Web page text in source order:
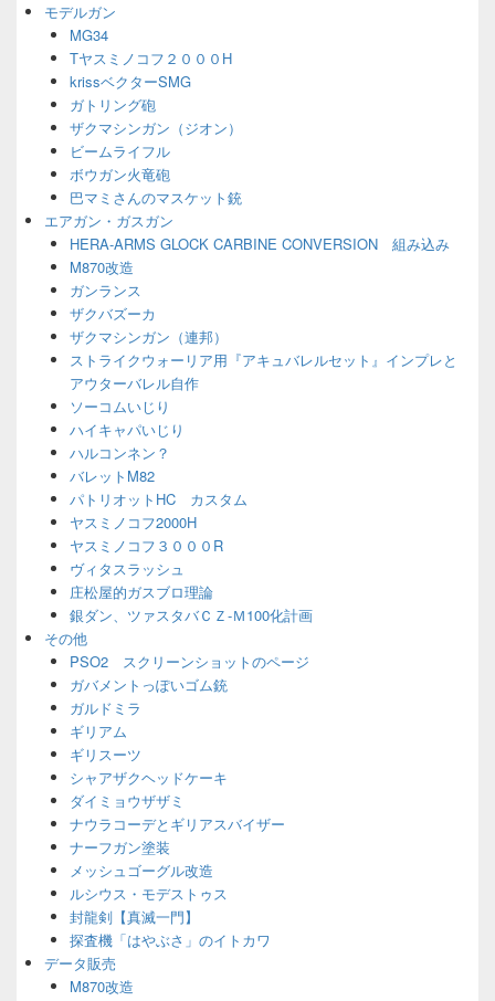
ェ
モデルガン
MG34
Tヤスミノコフ２０００H
krissベクターSMG
ガトリング砲
ザクマシンガン（ジオン）
ビームライフル
ボウガン火竜砲
巴マミさんのマスケット銃
エアガン・ガスガン
HERA-ARMS GLOCK CARBINE CONVERSION 組み込み
M870改造
ガンランス
ザクバズーカ
ザクマシンガン（連邦）
ストライクウォーリア用『アキュバレルセット』インプレと
アウターバレル自作
ソーコムいじり
ハイキャパいじり
ハルコンネン？
バレットM82
パトリオットHC カスタム
ヤスミノコフ2000H
ヤスミノコフ３０００R
ヴィタスラッシュ
庄松屋的ガスブロ理論
銀ダン、ツァスタバＣＺ-Ｍ100化計画
その他
PSO2 スクリーンショットのページ
ガバメントっぽいゴム銃
ガルドミラ
ギリアム
ギリスーツ
シャアザクヘッドケーキ
ダイミョウザザミ
ナウラコーデとギリアスバイザー
ナーフガン塗装
メッシュゴーグル改造
ルシウス・モデストゥス
封龍剣【真滅一門】
探査機「はやぶさ」のイトカワ
データ販売
M870改造